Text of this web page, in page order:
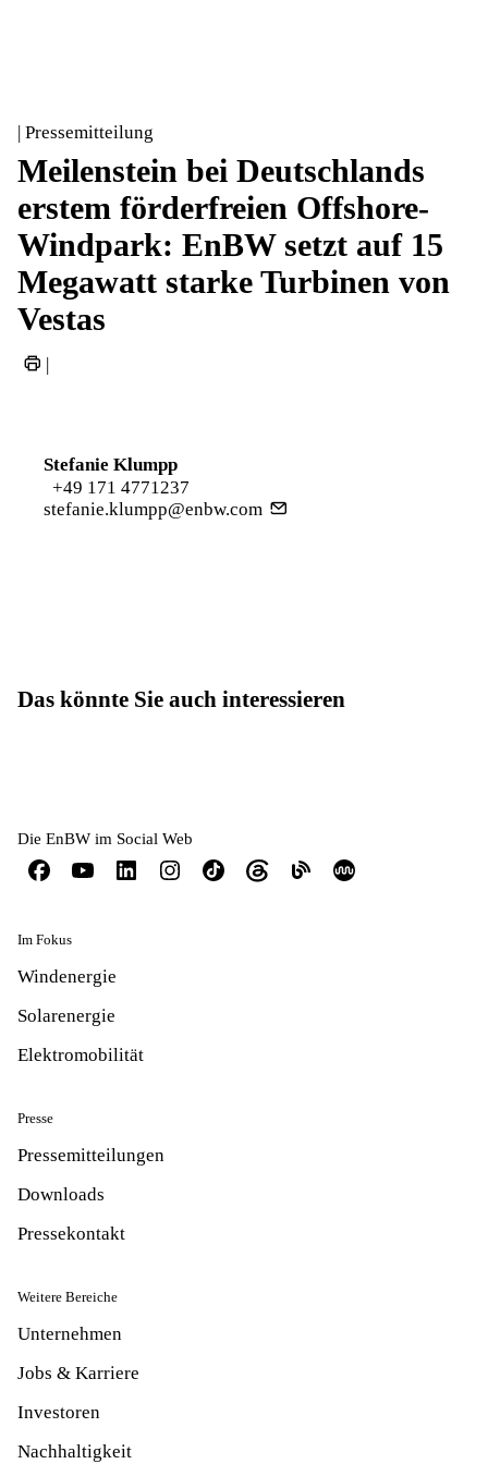
| Pressemitteilung
Meilenstein bei Deutschlands
erstem förderfreien Offshore-
Windpark: EnBW setzt auf 15
Megawatt starke Turbinen von
Vestas
|
Stefanie Klumpp
+49 171 4771237
stefanie.klumpp@enbw.com
Das könnte Sie auch interessieren
Die EnBW im Social Web
Im Fokus
Windenergie
Solarenergie
Elektromobilität
Presse
Pressemitteilungen
Downloads
Pressekontakt
Weitere Bereiche
Unternehmen
Jobs & Karriere
Investoren
Nachhaltigkeit